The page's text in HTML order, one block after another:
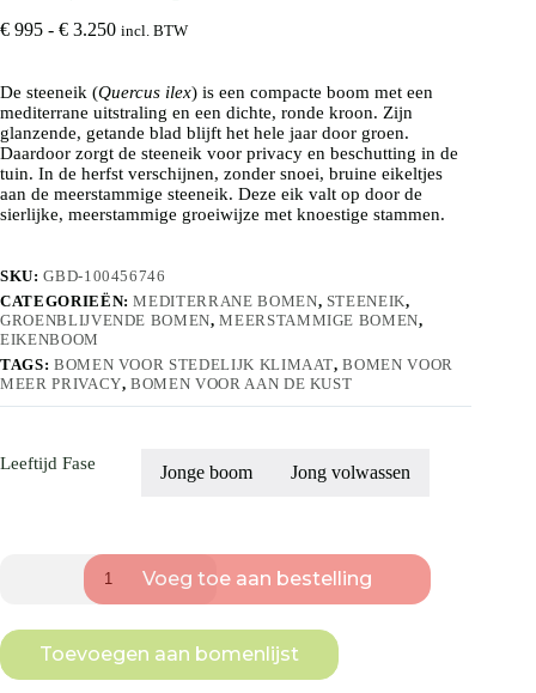
€ 995 - € 3.250Prijsklasse:
€ 3.250
incl. BTW
De steeneik (Quercus ilex) is een compacte boom met een
mediterrane uitstraling en een dichte, ronde kroon. Zijn
glanzende, getande blad blijft het hele jaar door groen.
Daardoor zorgt de steeneik voor privacy en beschutting in de
tuin. In de herfst verschijnen, zonder snoei, bruine eikeltjes
aan de meerstammige steeneik. Deze eik valt op door de
sierlijke, meerstammige groeiwijze met knoestige stammen.
SKU:GBD-100456746
CATEGORIEËN:MEDITERRANE BOMEN, STEENEIK,
GROENBLIJVENDE BOMEN,MEERSTAMMIGE BOMEN,
EIKENBOOM
TAGS: BOMEN VOOR STEDELIJK KLIMAAT,BOMEN VOOR
MEER PRIVACY,BOMEN VOOR AAN DE KUST
Leeftijd Fase Jonge boom Jong volwassen
Meerstammig
Voeg toe aan bestelling
Toevoegen aan bomenlijst